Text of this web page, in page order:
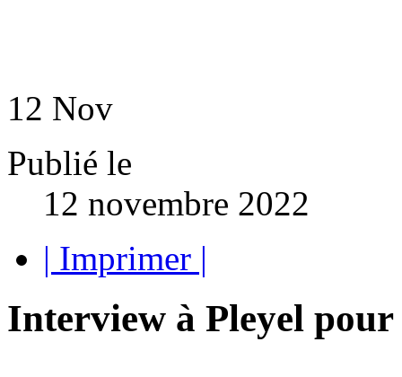
12 Nov
Publié le
12 novembre 2022
| Imprimer |
Interview à Pleyel